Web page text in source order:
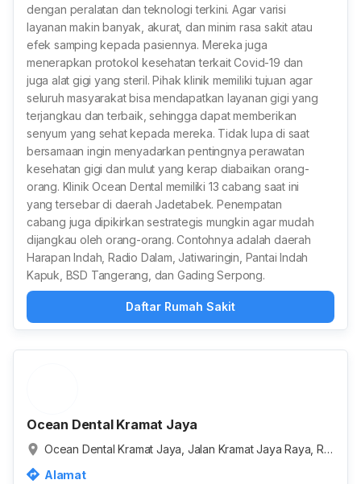
dengan peralatan dan teknologi terkini. Agar varisi
layanan makin banyak, akurat, dan minim rasa sakit atau
efek samping kepada pasiennya. Mereka juga
menerapkan protokol kesehatan terkait Covid-19 dan
juga alat gigi yang steril. Pihak klinik memiliki tujuan agar
seluruh masyarakat bisa mendapatkan layanan gigi yang
terjangkau dan terbaik, sehingga dapat memberikan
senyum yang sehat kepada mereka. Tidak lupa di saat
bersamaan ingin menyadarkan pentingnya perawatan
kesehatan gigi dan mulut yang kerap diabaikan orang-
orang. Klinik Ocean Dental memiliki 13 cabang saat ini
yang tersebar di daerah Jadetabek. Penempatan
cabang juga dipikirkan sestrategis mungkin agar mudah
dijangkau oleh orang-orang. Contohnya adalah daerah
Harapan Indah, Radio Dalam, Jatiwaringin, Pantai Indah
Kapuk, BSD Tangerang, dan Gading Serpong.
Daftar Rumah Sakit
Ocean Dental Kramat Jaya
Ocean Dental Kramat Jaya, Jalan Kramat Jaya Raya, RT.
Alamat